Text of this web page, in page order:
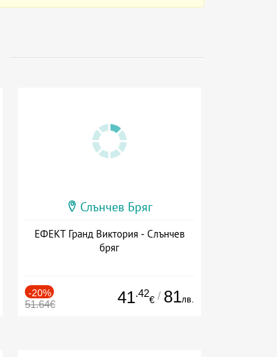
Слънчев Бряг
ЕФЕКТ Гранд Виктория - Слънчев
бряг
-20%
51.64€ 41.42
€ / 81лв.